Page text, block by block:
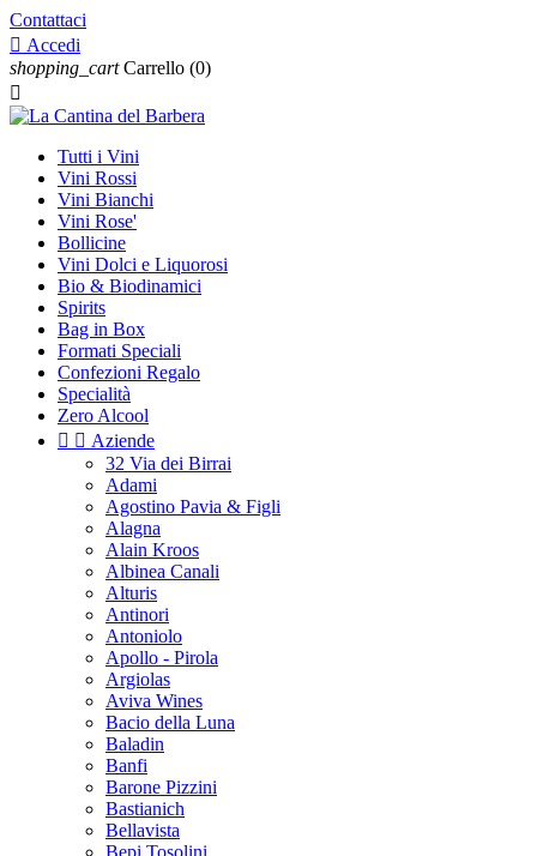
Contattaci
 Accedi
shopping_cart Carrello (0)

Tutti i Vini
Vini Rossi
Vini Bianchi
Vini Rose'
Bollicine
Vini Dolci e Liquorosi
Bio & Biodinamici
Spirits
Bag in Box
Formati Speciali
Confezioni Regalo
Specialità
Zero Alcool
  Aziende
32 Via dei Birrai
Adami
Agostino Pavia & Figli
Alagna
Alain Kroos
Albinea Canali
Alturis
Antinori
Antoniolo
Apollo - Pirola
Argiolas
Aviva Wines
Bacio della Luna
Baladin
Banfi
Barone Pizzini
Bastianich
Bellavista
Bepi Tosolini